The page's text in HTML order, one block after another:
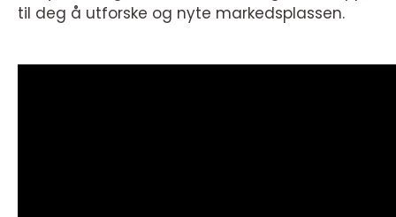
til deg å utforske og nyte markedsplassen.